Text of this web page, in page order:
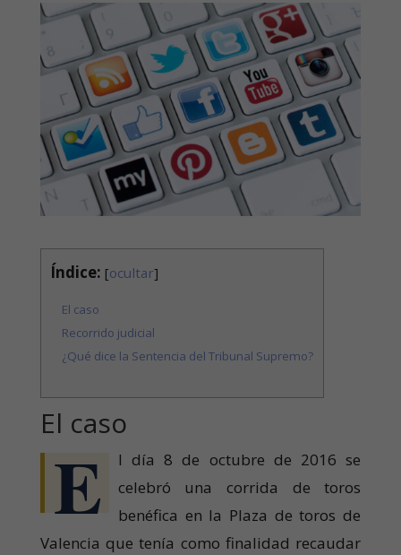
Índice: [ocultar]
El caso
Recorrido judicial
¿Qué dice la Sentencia del Tribunal Supremo?
El caso
E
l día 8 de octubre de 2016 se
celebró una corrida de toros
benéfica en la Plaza de toros de
Valencia que tenía como finalidad recaudar